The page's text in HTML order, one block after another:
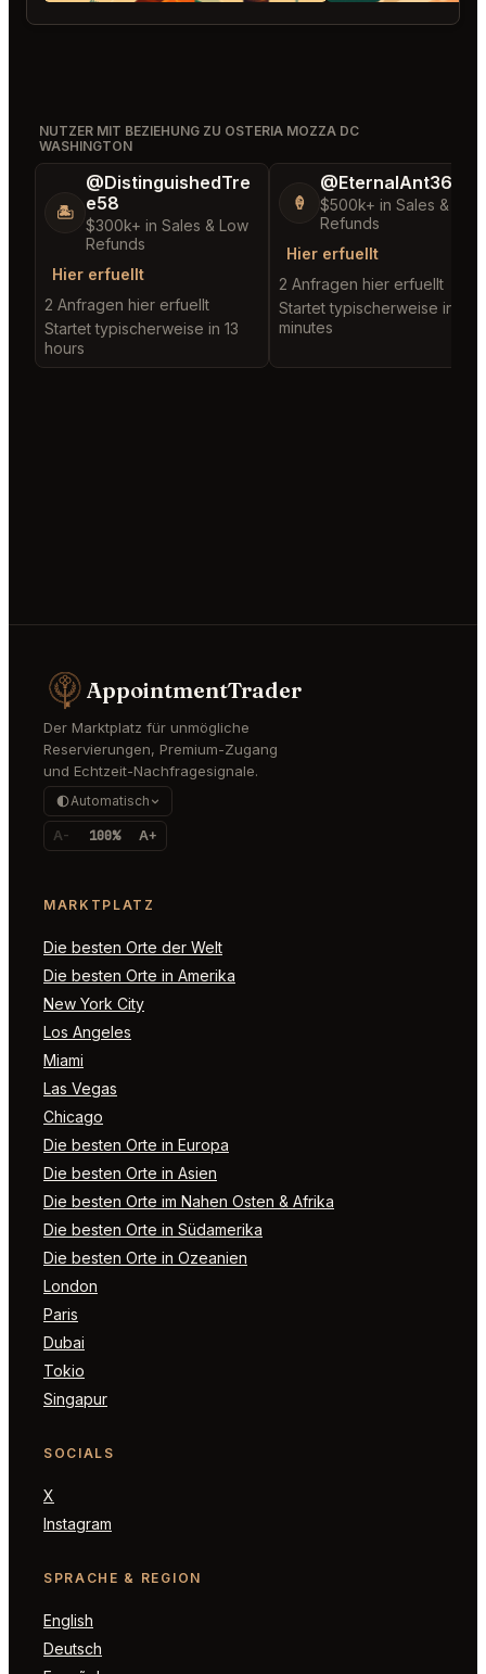
NUTZER MIT BEZIEHUNG ZU OSTERIA MOZZA DC
WASHINGTON
🏝️
@DistinguishedTre
e58
$300k+ in Sales & Low
Refunds
Hier erfuellt
2 Anfragen hier erfuellt
Startet typischerweise in 13
hours
🍦
@EternalAnt36
$500k+ in Sales & Low
Refunds
Hier erfuellt
2 Anfragen hier erfuellt
Startet typischerweise in 2
minutes
AppointmentTrader
Der Marktplatz für unmögliche
Reservierungen, Premium-Zugang
und Echtzeit-Nachfragesignale.
Automatisch
A- 100% A+
MARKTPLATZ
Die besten Orte der Welt
Die besten Orte in Amerika
New York City
Los Angeles
Miami
Las Vegas
Chicago
Die besten Orte in Europa
Die besten Orte in Asien
Die besten Orte im Nahen Osten & Afrika
Die besten Orte in Südamerika
Die besten Orte in Ozeanien
London
Paris
Dubai
Tokio
Singapur
SOCIALS
X
Instagram
SPRACHE & REGION
English
Deutsch